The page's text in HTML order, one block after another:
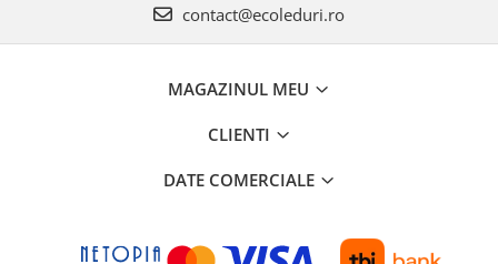
contact@ecoleduri.ro
MAGAZINUL MEU
CLIENTI
DATE COMERCIALE